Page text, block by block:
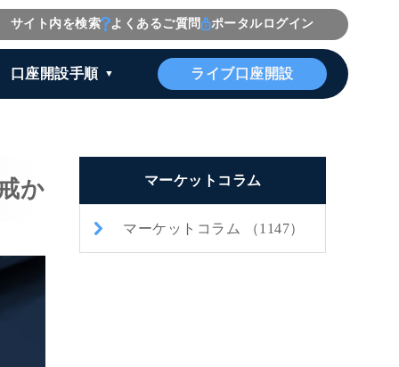
サイト内を検索 よくあるご質問 ポータルログイン
口座開設手順 ライブ口座開設
か マーケットコラム
マーケットコラム （1147）